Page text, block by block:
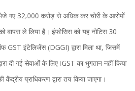
गए 32,000 करोड़ से अधिक कर चोरी के आरोपों
वापस ले लिया है। इंफोसिस को यह नोटिस 30
इंटेलिजेंस (DGGI) द्वारा मिला था, जिसमें
दी गई सेवाओं के लिए IGST का भुगतान नहीं किया
प्राधिकरण द्वारा तय किया जाएगा।